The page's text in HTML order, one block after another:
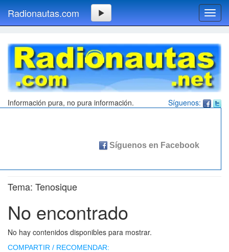
Radionautas.com
Síguenos:
Información pura, no pura información.
Tema: Tenosique
No encontrado
No hay contenidos disponibles para mostrar.
COMPARTIR / RECOMENDAR: